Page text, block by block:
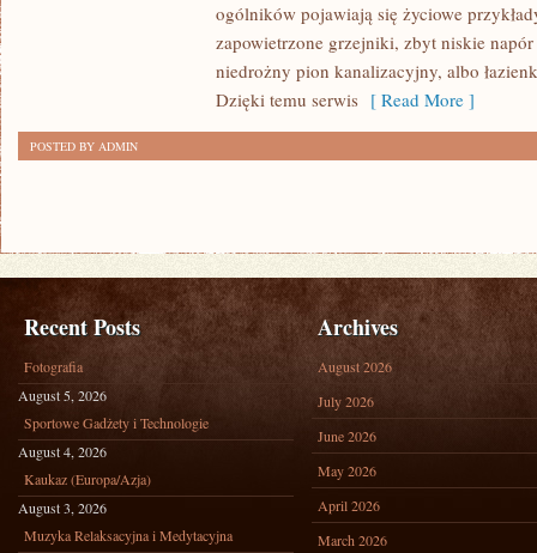
ogólników pojawiają się życiowe
zapowietrzone grzejniki, zbyt niskie napór
niedrożny pion kanalizacyjny, albo
Dzięki temu serwis [ Read More ]
POSTED BY ADMIN
Recent Posts
Fotografia
August 5, 2026
Sportowe Gadżety i Technologie
August 4, 2026
Kaukaz (Europa/Azja)
August 3, 2026
Muzyka Relaksacyjna i Medytacyjna
Archives
August 2026
July 2026
June 2026
May 2026
April 2026
March 2026